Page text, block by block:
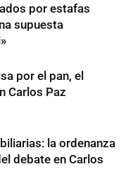
por estafas
supuesta
por el pan, el
Carlos Paz
la ordenanza
debate en Carlos